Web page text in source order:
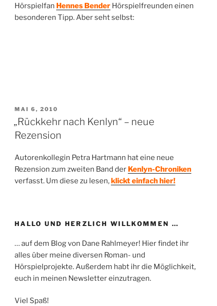
Hörspielfan Hennes Bender Hörspielfreunden einen
besonderen Tipp. Aber seht selbst:
VERÖFFENTLICHT
AM
MAI 6, 2010
„Rückkehr nach Kenlyn“ – neue
Rezension
Autorenkollegin Petra Hartmann hat eine neue
Rezension zum zweiten Band der Kenlyn-Chroniken
verfasst. Um diese zu lesen,klickt einfach hier!
HALLO UND HERZLICH WILLKOMMEN …
… auf dem Blog von Dane Rahlmeyer! Hier findet ihr
alles über meine diversen Roman- und
Hörspielprojekte. Außerdem habt ihr die Möglichkeit,
euch in meinen Newsletter einzutragen.
Viel Spaß!